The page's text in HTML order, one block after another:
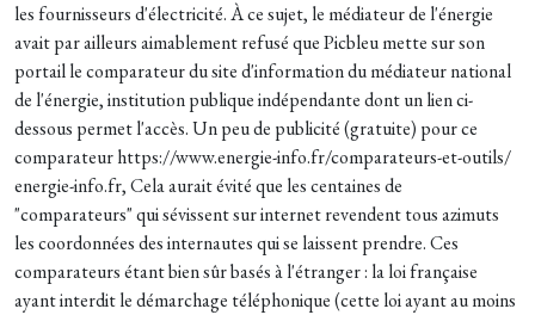
les fournisseurs d'électricité. À ce sujet, le médiateur de l'énergie
avait par ailleurs aimablement refusé que Picbleu mette sur son
portail le comparateur du site d'information du médiateur national
de l'énergie, institution publique indépendante dont un lien ci-
dessous permet l'accès. Un peu de publicité (gratuite) pour ce
comparateur https://www.energie-info.fr/comparateurs-et-outils/
energie-info.fr, Cela aurait évité que les centaines de
"comparateurs" qui sévissent sur internet revendent tous azimuts
les coordonnées des internautes qui se laissent prendre. Ces
comparateurs étant bien sûr basés à l'étranger : la loi française
ayant interdit le démarchage téléphonique (cette loi ayant au moins